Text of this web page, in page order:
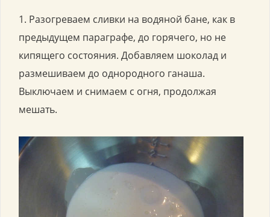
1. Разогреваем сливки на водяной бане, как в
предыдущем параграфе, до горячего, но не
кипящего состояния. Добавляем шоколад и
размешиваем до однородного ганаша.
Выключаем и снимаем с огня, продолжая
мешать.